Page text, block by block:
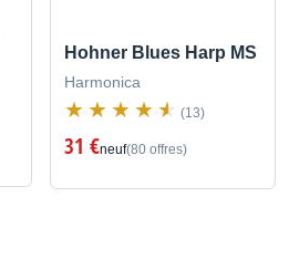
Hohner Blues Harp MS
Harmonica
(13)
31 €neuf(80 offres)